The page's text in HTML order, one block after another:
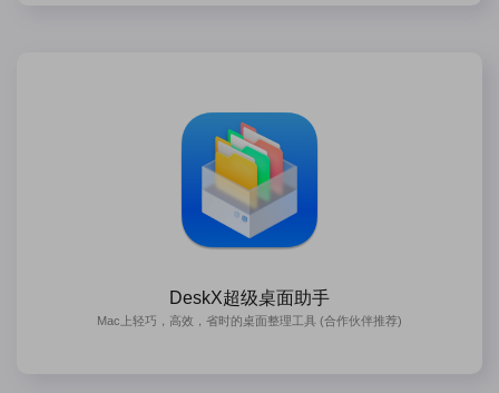
DeskX超级桌面助手
Mac上轻巧，高效，省时的桌面整理工具 (合作伙伴推荐)